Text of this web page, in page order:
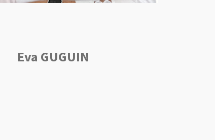
Eva GUGUIN